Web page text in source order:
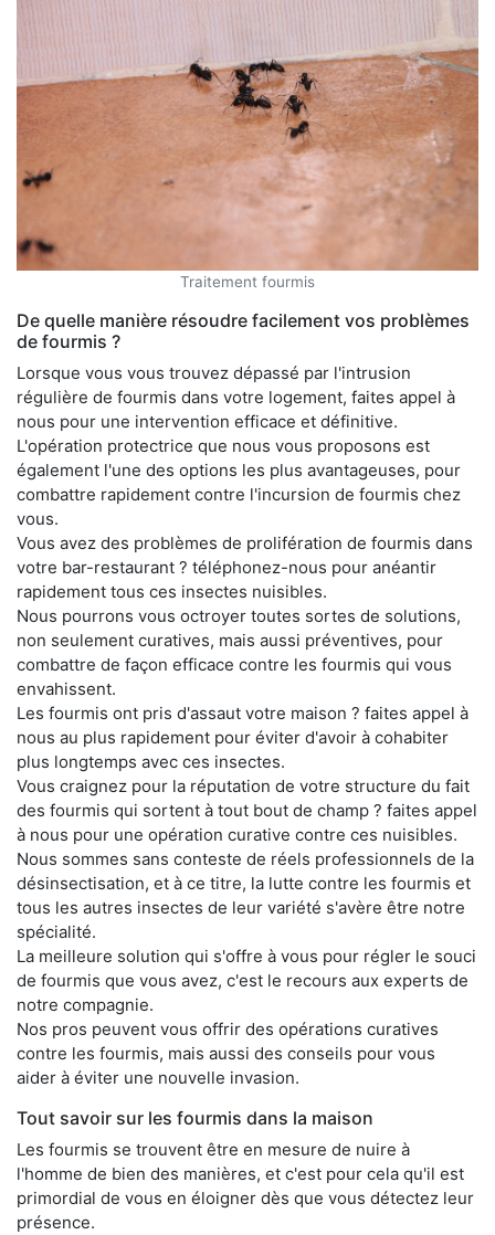
Traitement fourmis
De quelle manière résoudre facilement vos problèmes
de fourmis ?
Lorsque vous vous trouvez dépassé par l'intrusion
régulière de fourmis dans votre logement, faites appel à
nous pour une intervention efficace et définitive.
L'opération protectrice que nous vous proposons est
également l'une des options les plus avantageuses, pour
combattre rapidement contre l'incursion de fourmis chez
vous.
Vous avez des problèmes de prolifération de fourmis dans
votre bar-restaurant ? téléphonez-nous pour anéantir
rapidement tous ces insectes nuisibles.
Nous pourrons vous octroyer toutes sortes de solutions,
non seulement curatives, mais aussi préventives, pour
combattre de façon efficace contre les fourmis qui vous
envahissent.
Les fourmis ont pris d'assaut votre maison ? faites appel à
nous au plus rapidement pour éviter d'avoir à cohabiter
plus longtemps avec ces insectes.
Vous craignez pour la réputation de votre structure du fait
des fourmis qui sortent à tout bout de champ ? faites appel
à nous pour une opération curative contre ces nuisibles.
Nous sommes sans conteste de réels professionnels de la
désinsectisation, et à ce titre, la lutte contre les fourmis et
tous les autres insectes de leur variété s'avère être notre
spécialité.
La meilleure solution qui s'offre à vous pour régler le souci
de fourmis que vous avez, c'est le recours aux experts de
notre compagnie.
Nos pros peuvent vous offrir des opérations curatives
contre les fourmis, mais aussi des conseils pour vous
aider à éviter une nouvelle invasion.
Tout savoir sur les fourmis dans la maison
Les fourmis se trouvent être en mesure de nuire à
l'homme de bien des manières, et c'est pour cela qu'il est
primordial de vous en éloigner dès que vous détectez leur
présence.